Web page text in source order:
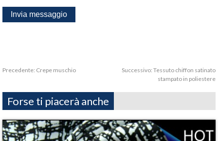
Precedente: Crepe muschio Successivo: Tessuto chiffon satinato
stampato in poliestere
Forse ti piacerà anche